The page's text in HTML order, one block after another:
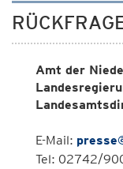
Amt der
E-Mail:
Tel: 02742/